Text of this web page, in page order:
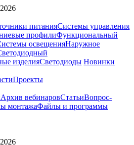
питанияСистемы управления
профилиФункциональный
освещенияНаружное
изделияСветодиоды Новинки
Проекты
Архив вебинаровСтатьиВопрос-
монтажаФайлы и программы